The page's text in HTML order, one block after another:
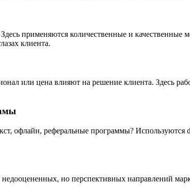
применяются количественные и
клиента.
или цена влияют на решение клиента. Здесь
офлайн, реферальные программы?
но перспективных направлений